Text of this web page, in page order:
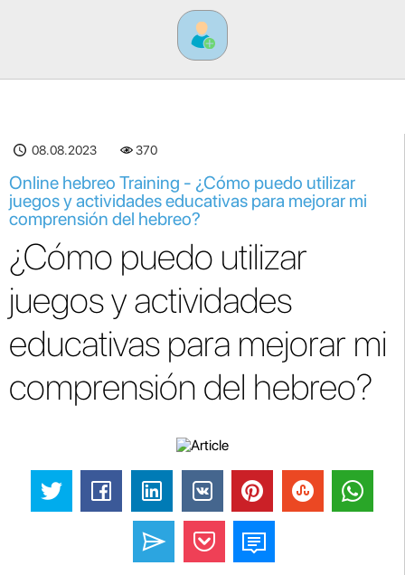
08.08.2023 370
Online hebreo Training - ¿Cómo puedo utilizar
juegos y actividades educativas para mejorar mi
comprensión del hebreo?
¿Cómo puedo utilizar
juegos y actividades
educativas para mejorar mi
comprensión del hebreo?